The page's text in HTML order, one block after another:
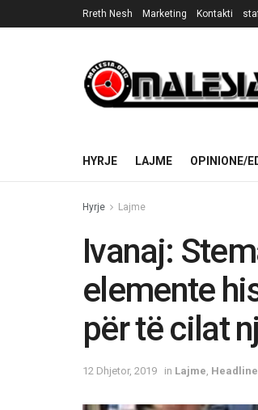
Rreth Nesh Marketing Kontakti
HYRJE LAJME OPINIONE/
Hyrje Lajme
Ivanaj:
elemente
për të cilat
12 Dhjetor, 2019 in Lajme Headline